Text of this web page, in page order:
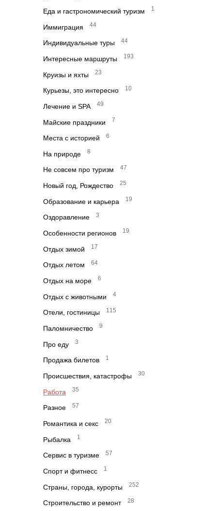
Еда и гастрономический туризм 1
Иммиграция 44
Индивидуальные туры 44
Интересные маршруты 193
Круизы и яхты 23
Курьезы, это интересно 10
Лечение и SPA 49
Майские праздники 7
Места с историей 6
На природе 8
Не совсем про туризм 47
Новый год, Рождество 25
Образование и карьера 19
Оздоравление 3
Особенности регионов 19
Отдых зимой 17
Отдых летом 64
Отдых на море 6
Отдых с животными 4
Отели, гостиницы 115
Паломничество 9
Про еду 3
Продажа билетов 1
Происшествия, катастрофы 30
Работа 35
Разное 57
Романтика и секс 20
Рыбалка 1
Сервис в туризме 57
Спорт и фитнесс 1
Страны, города, курорты 252
Строительство и ремонт 28